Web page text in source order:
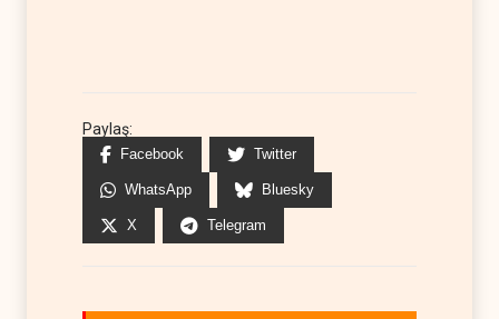
Paylaş:
Facebook Twitter
WhatsApp Bluesky
X Telegram